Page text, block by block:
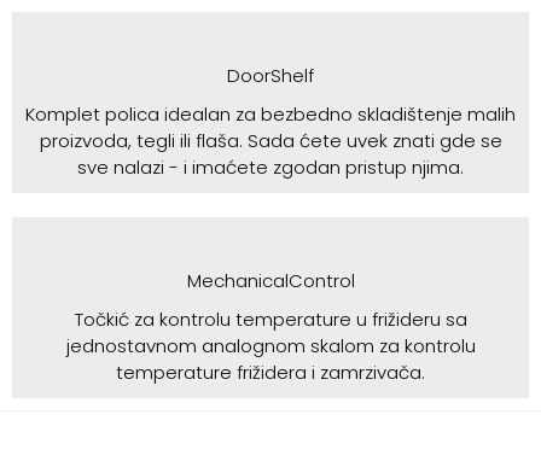
DoorShelf
Komplet polica idealan za bezbedno skladištenje malih
proizvoda, tegli ili flaša. Sada ćete uvek znati gde se
sve nalazi - i imaćete zgodan pristup njima.
MechanicalControl
Točkić za kontrolu temperature u frižideru sa
jednostavnom analognom skalom za kontrolu
temperature frižidera i zamrzivača.